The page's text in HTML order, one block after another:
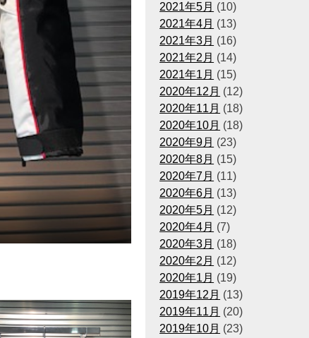
2021年5月 (10)
2021年4月 (13)
2021年3月 (16)
2021年2月 (14)
2021年1月 (15)
2020年12月 (12)
2020年11月 (18)
2020年10月 (18)
2020年9月 (23)
2020年8月 (15)
2020年7月 (11)
2020年6月 (13)
2020年5月 (12)
2020年4月 (7)
2020年3月 (18)
2020年2月 (12)
2020年1月 (19)
2019年12月 (13)
2019年11月 (20)
2019年10月 (23)